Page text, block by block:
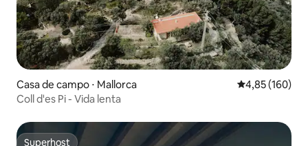
Casa de campo ⋅ Mallorca 4,85 de uma
4,85 (160)
Coll d'es Pi - Vida lenta
Superhost